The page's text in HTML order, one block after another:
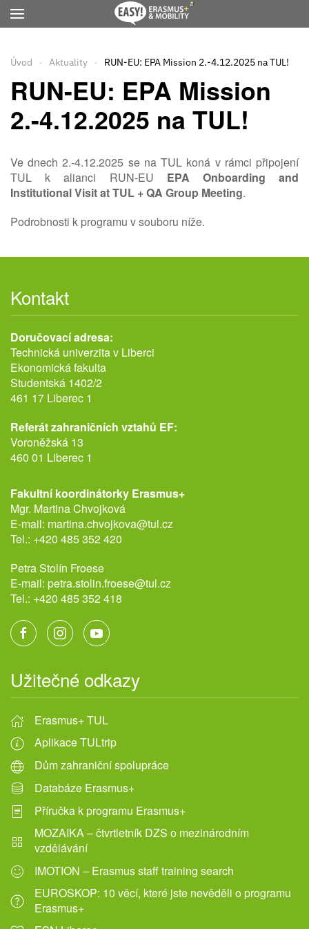
Úvod Aktuality RUN-EU: EPA Mission 2.-4.12.2025 na TUL!
RUN-EU: EPA Mission
2.-4.12.2025 na TUL!
Ve dnech 2.-4.12.2025 se na TUL koná v rámci připojení
TUL k alianci RUN-EU EPA Onboarding and
Institutional Visit at TUL +QA Group Meeting.
Podrobnosti k programu v souboru níže.
Kontakt
Doručovací adresa:
Technická univerzita v Liberci
Ekonomická fakulta
Studentská 1402/2
461 17 Liberec 1
Referát zahraničních vztahů EF:
Voroněžská 13
460 01 Liberec 1
Fakultní koordinátorky Erasmus+
Mgr. Martina Chvojková
E-mail: martina.chvojkova@tul.cz
Tel.: +420 485 352 420
Petra Stolín Froese
E-mail: petra.stolin.froese@tul.cz
Tel.: +420 485 352 418
Užitečné odkazy
Erasmus+ TUL
Aplikace TULtrip
Dům zahraniční spolupráce
Databáze Erasmus+
Příručka k programu Erasmus+
MOZAIKA – čtvrtletník DZS o mezinárodním
vzdělávání
IMOTION – Erasmus staff training search
EUROSKOP: 10 věcí, které jste nevěděli o programu
Erasmus+